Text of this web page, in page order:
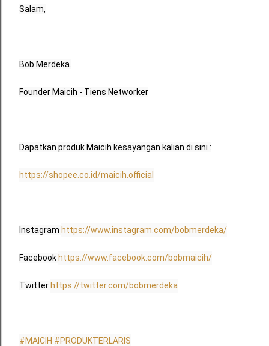
Salam,
Bob Merdeka.
Founder Maicih - Tiens Networker
Dapatkan produk Maicih kesayangan kalian di sini :
https://shopee.co.id/maicih.official
Instagram https://www.instagram.com/bobmerdeka/
Facebook https://www.facebook.com/bobmaicih/
Twitter https://twitter.com/bobmerdeka
#MAICIH #PRODUKTERLARIS